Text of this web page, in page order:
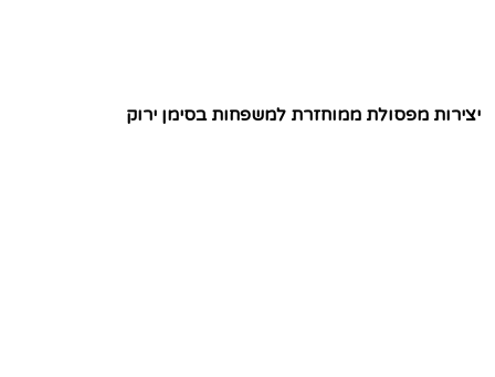
יצירות מפסולת ממוחזרת למשפחות בסימן ירוק